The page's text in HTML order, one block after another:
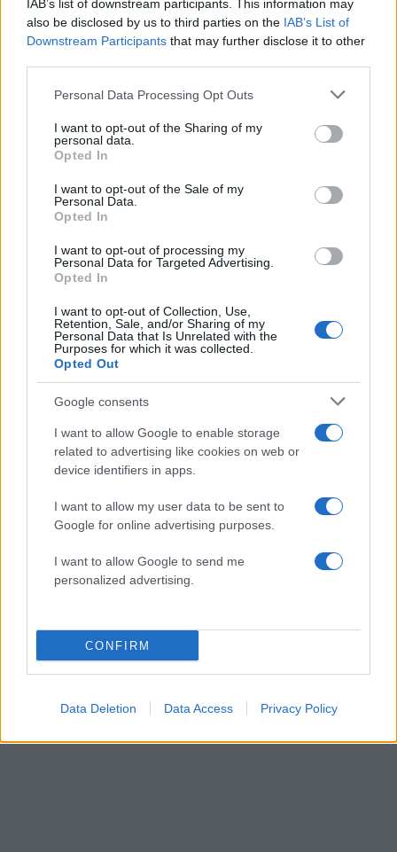
IAB’s list of downstream participants. This information may
also be disclosed by us to third parties on the IAB’s List of
Downstream Participants that may further disclose it to other
Please note that this website/app uses one or more Google
not limited to your visit or usage behaviour. You may click to
grant or deny consent to Google and its third-party tags to
use your data for below specified purposes in below Google
consent section.
Personal Data Processing Opt Outs
I want to opt-out of the Sharing of my
personal data.
Opted In
I want to opt-out of the Sale of my
Personal Data.
Opted In
I want to opt-out of processing my
Personal Data for Targeted Advertising.
Opted In
I want to opt-out of Collection, Use,
Retention, Sale, and/or Sharing of my
Personal Data that Is Unrelated with the
Purposes for which it was collected.
Opted Out
Google consents
I want to allow Google to enable storage
related to advertising like cookies on web or
device identifiers in apps.
I want to allow my user data to be sent to
Google for online advertising purposes.
I want to allow Google to send me
personalized advertising.
CONFIRM
Data Deletion Data Access Privacy Policy
Αμερικανοί αξιωματούχοι, μεταξύ των οποίων και
ο Μπέσεντ, δήλωσαν ότι η Κίνα έχει μέχρι
στιγμής τηρήσει τις δεσμεύσεις της στο πλαίσιο
αγορές σόγιας που ανταποκρίθηκαν στους
αρχικούς στόχους.
Ωστόσο, ενώ ορισμένοι κλάδοι λαμβάνουν
κυριαρχεί στην παγκόσμια παραγωγή, οι
αμερικανικές εταιρείες αεροδιαστημικής και
ημιαγωγών δεν τις λαμβάνουν και αντιμετωπίζουν
επιδεινούμενη έλλειψη βασικών υλικών, όπως το
ύττριο, που χρησιμοποιείται σε ανθεκτικές στη
θερμότητα επικαλύψεις για κινητήρες τζετ.
«Οι προτεραιότητες των ΗΠΑ θα αφορούν
πιθανώς τις αγροτικές αγορές από την Κίνα και τη
μεγαλύτερη πρόσβαση σε κινεζικά σπάνια γαια
σε βραχυπρόθεσμο ορίζοντα»
στις συνομιλίες
του Παρισιού, δήλωσε ο Γουίλιαμ Τσόι,
think tank της Ουάσιγκτον.